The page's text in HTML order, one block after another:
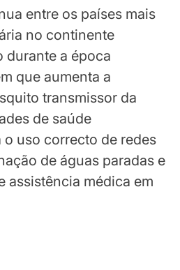
entre os países mais
no continente
durante a época
que aumenta a
transmissor da
de saúde
uso correcto de redes
de águas paradas e
assistência médica em